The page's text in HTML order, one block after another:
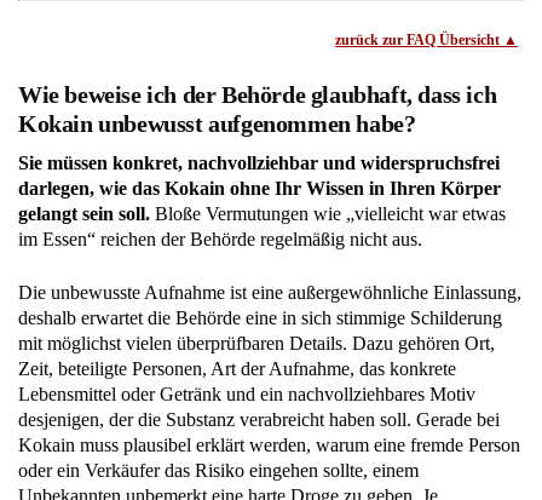
zurück zur FAQ Übersicht
Wie beweise ich der Behörde glaubhaft, dass ich
Kokain unbewusst aufgenommen habe?
Sie müssen konkret, nachvollziehbar und widerspruchsfrei
darlegen, wie das Kokain ohne Ihr Wissen in Ihren Körper
gelangt sein soll. Bloße Vermutungen wie „vielleicht war etwas
im Essen“ reichen der Behörde regelmäßig nicht aus.
Die unbewusste Aufnahme ist eine außergewöhnliche Einlassung,
deshalb erwartet die Behörde eine in sich stimmige Schilderung
mit möglichst vielen überprüfbaren Details. Dazu gehören Ort,
Zeit, beteiligte Personen, Art der Aufnahme, das konkrete
Lebensmittel oder Getränk und ein nachvollziehbares Motiv
desjenigen, der die Substanz verabreicht haben soll. Gerade bei
Kokain muss plausibel erklärt werden, warum eine fremde Person
oder ein Verkäufer das Risiko eingehen sollte, einem
Unbekannten unbemerkt eine harte Droge zu geben. Je